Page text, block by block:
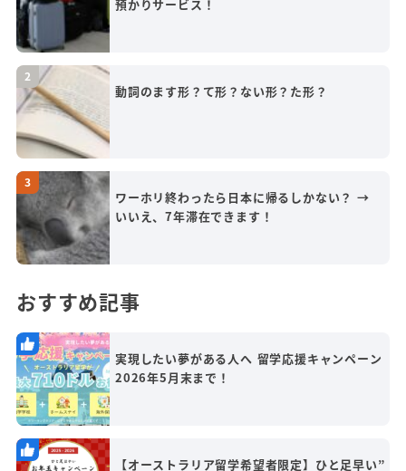
預かりサービス！
動詞のます形？て形？ない形？た形？
ワーホリ終わったら日本に帰るしかない？ →
いいえ、7年滞在できます！
おすすめ記事
実現したい夢がある人へ 留学応援キャンペーン
2026年5月末まで！
【オーストラリア留学希望者限定】ひと足早い”